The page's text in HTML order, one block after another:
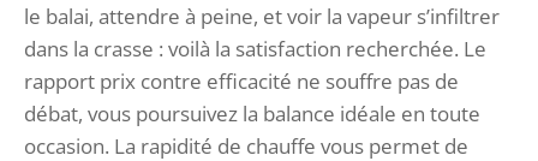
le balai, attendre à peine, et voir la vapeur s’infiltrer
dans la crasse : voilà la satisfaction recherchée. Le
rapport prix contre efficacité ne souffre pas de
débat, vous poursuivez la balance idéale en toute
occasion. La rapidité de chauffe vous permet de